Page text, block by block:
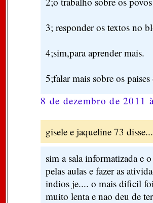
3; responder os textos no
4;sim,para aprender mais.
5;falar mais sobre os
8 de dezembro de 2011
gisele e jaqueline 73 disse...
sim a sala informatizada e
pelas aulas e fazer as
indios je.... o mais dificil
muito lenta e nao deu de